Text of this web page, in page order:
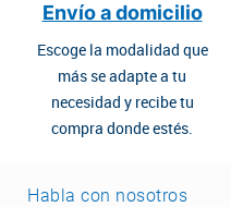
Envío a domicilio
Escoge la modalidad que
más se adapte a tu
necesidad y recibe tu
compra donde estés.
Habla con nosotros